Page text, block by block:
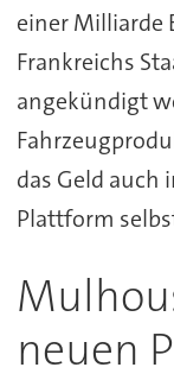
einer Milliarde
Frankreichs
angekündigt
das Geld
Plattform
neuen